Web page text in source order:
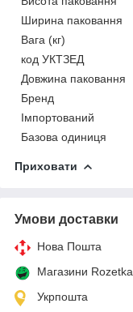
Ширина паковання
Вага (кг)
код УКТЗЕД
Довжина паковання
Бренд
Імпортований
Базова одиниця
Приховати
Умови доставки
Нова Пошта
Магазини Rozetka
Укрпошта